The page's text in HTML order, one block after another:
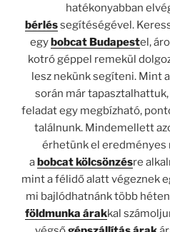
hatékonyabban
bérléssegítéségével.
egybobcat Budapestel,
kotró géppel remekül
lesz nekünk segíteni. Mint
során már
feladat egy megbízható,
találnunk. Mindemellett
érhetünk el eredményes
abobcat kölcsönzésre
mint a félidő alatt végeznek
mi bajlódhatnánk több
földmunka árakkal